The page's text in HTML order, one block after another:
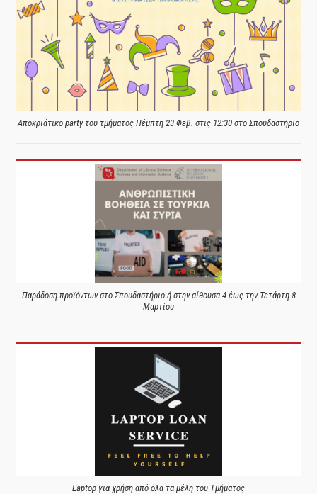
Αποκριάτικο party του τμήματος Πέμπτη 23 Φεβ. στις 12:30 στο Σπουδαστήριο
Παράδοση προϊόντων στο Σπουδαστήριο ή στην αίθουσα 4 έως την Τετάρτη 8
Μαρτίου
Laptop για χρήση από όλα τα μέλη του Τμήματος